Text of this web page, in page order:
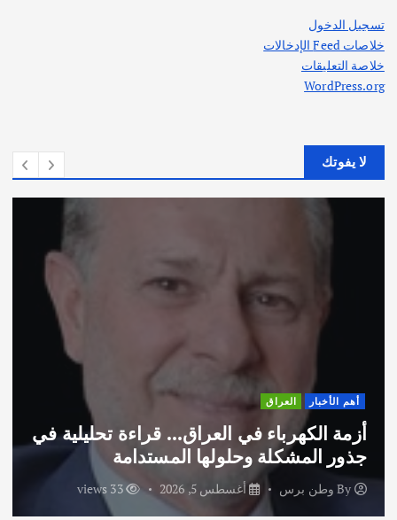
تسجيل الدخول
خلاصات Feed الإدخالات
خلاصة التعليقات
WordPress.org
لا يفوتك
أهم الأخبار ثقافة وفنون
اختتام ورشة السينوغرافيا في مدينة كلباء
الاماراتية
وطن برس أغسطس 3, 2026 46 views